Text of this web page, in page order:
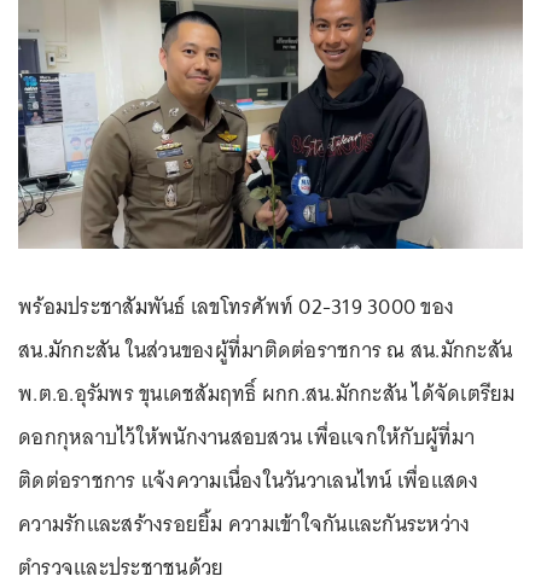
พร้อมประชาสัมพันธ์ เลขโทรศัพท์ 02-319 3000 ของ
สน.มักกะสัน ในส่วนของผู้ที่มาติดต่อราชการ ณ สน.มักกะสัน
พ.ต.อ.อุรัมพร ขุนเดชสัมฤทธิ์ ผกก.สน.มักกะสัน ได้จัดเตรียม
ดอกกุหลาบไว้ให้พนักงานสอบสวน เพื่อแจกให้กับผู้ที่มา
ติดต่อราชการ แจ้งความเนื่องในวันวาเลนไทน์ เพื่อแสดง
ความรักและสร้างรอยยิ้ม ความเข้าใจกันและกันระหว่าง
ตำรวจและประชาชนด้วย